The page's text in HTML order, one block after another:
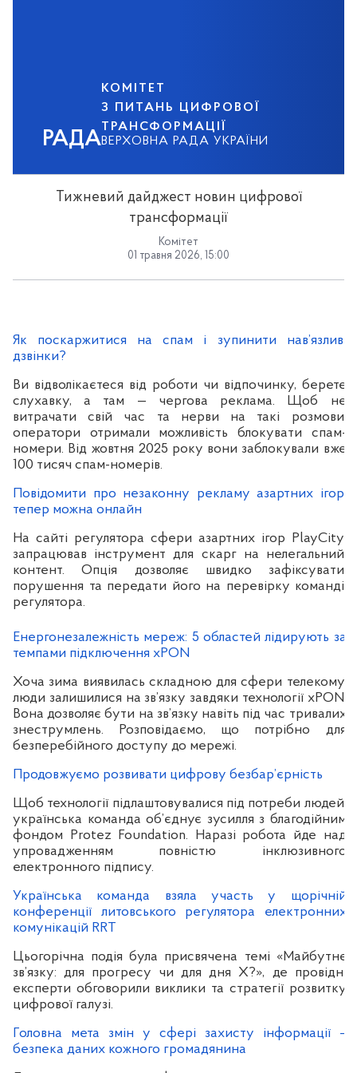
РАДА
КОМІТЕТ
З ПИТАНЬ ЦИФРОВОЇ
ТРАНСФОРМАЦІЇ
ВЕРХОВНА РАДА УКРАЇНИ
Тижневий дайджест новин цифрової
трансформації
Комітет
01 травня 2026, 15:00
Як поскаржитися на спам і зупинити нав’язливі
дзвінки?
Ви відволікаєтеся від роботи чи відпочинку, берете
слухавку, а там — чергова реклама. Щоб не
витрачати свій час та нерви на такі розмови,
оператори отримали можливість блокувати спам-
номери. Від жовтня 2025 року вони заблокували вже
100 тисяч спам-номерів.
Повідомити про незаконну рекламу азартних ігор
тепер можна онлайн
На сайті регулятора сфери азартних ігор PlayCity
запрацював інструмент для скарг на нелегальний
контент. Опція дозволяє швидко зафіксувати
порушення та передати його на перевірку команді
регулятора.
Енергонезалежність мереж: 5 областей лідирують за
темпами підключення xPON
Хоча зима виявилась складною для сфери телекому,
люди залишилися на зв’язку завдяки технології хPON.
Вона дозволяє бути на зв’язку навіть під час тривалих
знеструмлень. Розповідаємо, що потрібно для
безперебійного доступу до мережі.
Продовжуємо розвивати цифрову безбар’єрність
Щоб технології підлаштовувалися під потреби людей,
українська команда об’єднує зусилля з благодійним
фондом Protez Foundation. Наразі робота йде над
упровадженням повністю інклюзивного
електронного підпису.
Українська команда взяла участь у щорічній
конференції литовського регулятора електронних
комунікацій RRT
Цьогорічна подія була присвячена темі «Майбутнє
зв’язку: для прогресу чи для дня X?», де провідні
експерти обговорили виклики та стратегії розвитку
цифрової галузі.
Головна мета змін у сфері захисту інформації –
безпека даних кожного громадянина